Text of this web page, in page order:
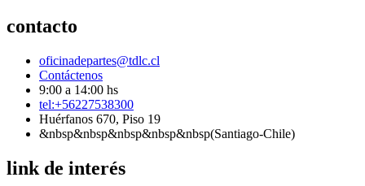
contacto
oficinadepartes@tdlc.cl
Contáctenos
9:00 a 14:00 hs
tel:+56227538300
Huérfanos 670, Piso 19
&nbsp&nbsp&nbsp&nbsp&nbsp(Santiago-Chile)
link de interés